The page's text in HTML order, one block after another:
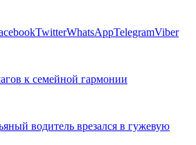
TwitterWhatsAppTelegramViber
к семейной гармонии
водитель врезался в гужевую